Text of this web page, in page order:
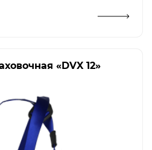
«DVX 12»